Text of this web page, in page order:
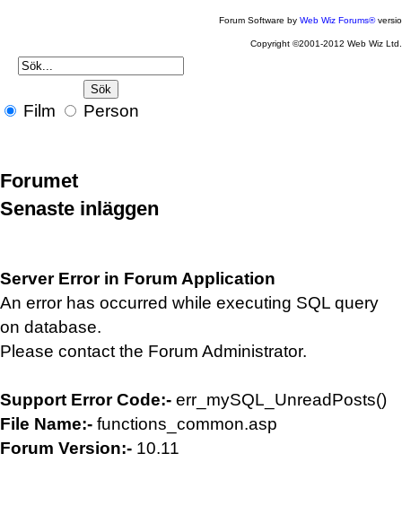
Forum Software byWeb Wiz Forums®
Copyright ©2001-2012 Web Wiz Ltd.
Film Person
Forumet
Senaste inläggen
Server Error in Forum Application
An error has occurred while executing SQL query
on database.
Please contact the Forum Administrator.
Support Error Code:- err_mySQL_UnreadPosts()
File Name:- functions_common.asp
Forum Version:- 10.11